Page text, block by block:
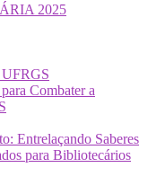
2025
UFRGS
Combater a
Entrelaçando Saberes
para Bibliotecários